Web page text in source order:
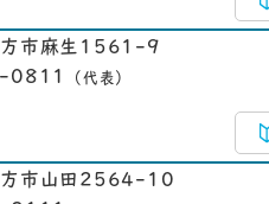
市麻生1561-9
0811
（代表）
市山田2564-10